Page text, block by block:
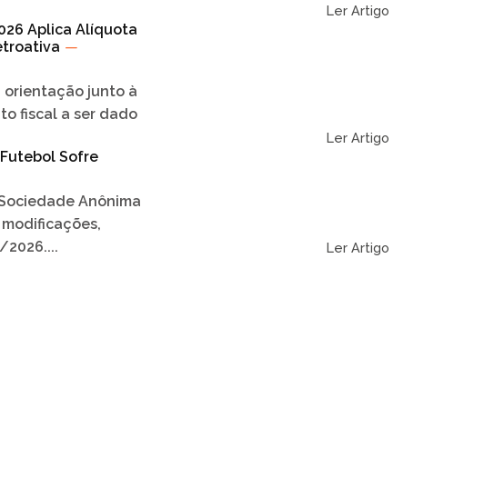
Ler Artigo
Aplica Alíquota
—
orientação junto à
fiscal a ser dado
Ler Artigo
Sofre
Anônima
2026....
Ler Artigo